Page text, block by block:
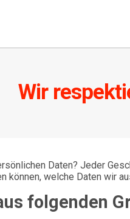
Wir
Daten? Jeder
können, welche Daten wir
folgenden